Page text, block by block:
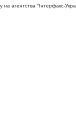
агентства "Iнтерфакс-